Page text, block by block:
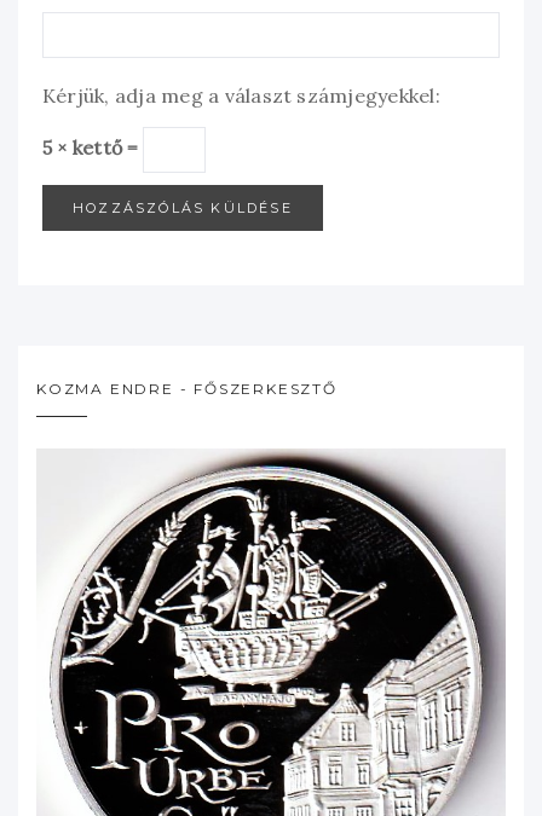
Kérjük, adja meg a választ számjegyekkel:
5 × kettő =
KOZMA ENDRE - FŐSZERKESZTŐ